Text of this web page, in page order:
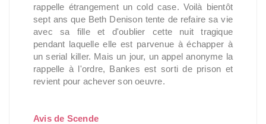
rappelle étrangement un cold case. Voilà bientôt
sept ans que Beth Denison tente de refaire sa vie
avec sa fille et d'oublier cette nuit tragique
pendant laquelle elle est parvenue à échapper à
un serial killer. Mais un jour, un appel anonyme la
rappelle à l'ordre, Bankes est sorti de prison et
revient pour achever son oeuvre.
Avis de Scende